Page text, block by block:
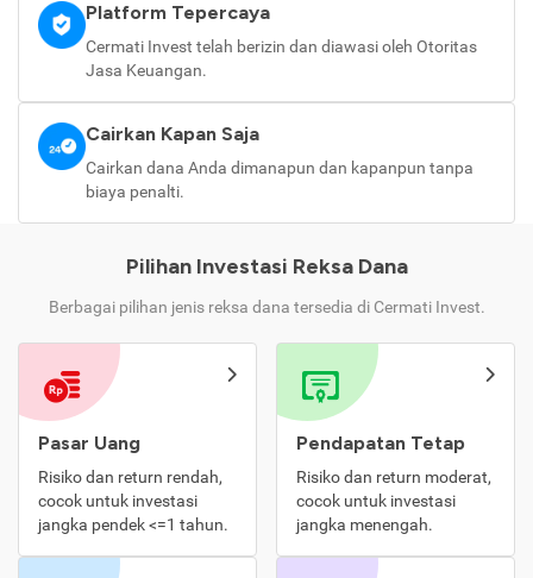
Platform Tepercaya
Cermati Invest telah berizin dan diawasi oleh Otoritas
Jasa Keuangan.
Cairkan Kapan Saja
Cairkan dana Anda dimanapun dan kapanpun tanpa
biaya penalti.
Pilihan Investasi Reksa Dana
Berbagai pilihan jenis reksa dana tersedia di Cermati Invest.
Pasar Uang
Risiko dan return rendah,
cocok untuk investasi
jangka pendek <=1 tahun.
Pendapatan Tetap
Risiko dan return moderat,
cocok untuk investasi
jangka menengah.